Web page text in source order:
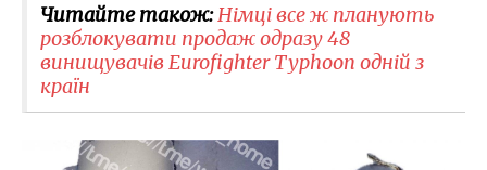
Читайте також:Німці все ж планують
розблокувати продаж одразу 48
винищувачів Eurofighter Typhoon​ одній з
країн